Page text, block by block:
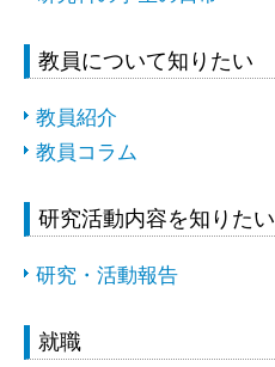
教員について知りたい
教員紹介
教員コラム
研究活動内容を知りたい
研究・活動報告
就職